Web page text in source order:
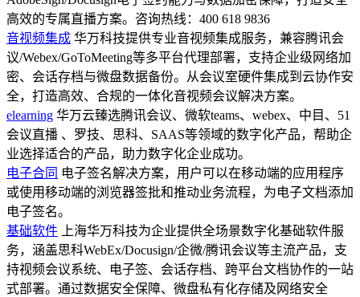
高效的专属直播方案。咨询热线：400 618 9836
音视频集成 华万科技提供专业音视频集成服务，兼容腾讯会
议/Webex/GoToMeeting等多平台代理部署，支持企业级网络加
密、会话存档与微盘数据备份。从会议室硬件集成到云协作安
全，打造高效、合规的一体化音视频会议解决方案。
elearning 华万云臻选腾讯会议、微软teams、webex、中目、51
会议直播 、罗技、思科、SAAS等领域的数字化产品，帮助企
业选择适合的产品，助力数字化企业成功。
电子合同 电子签名解决方案，用户可以在移动端的应用程序
或使用移动端的浏览器签批和推动业务流程，为电子文档添加
电子签名。
基础软件
上海华万科技为企业提供全场景数字化基础软件服
务，涵盖思科WebEx/Docusign/企微/腾讯会议等主流产品，支
持视频会议系统、电子签、会话存档、跨平台文档协作的一站
式部署。通过数据安全保障、微盘私有化存储及网络安全